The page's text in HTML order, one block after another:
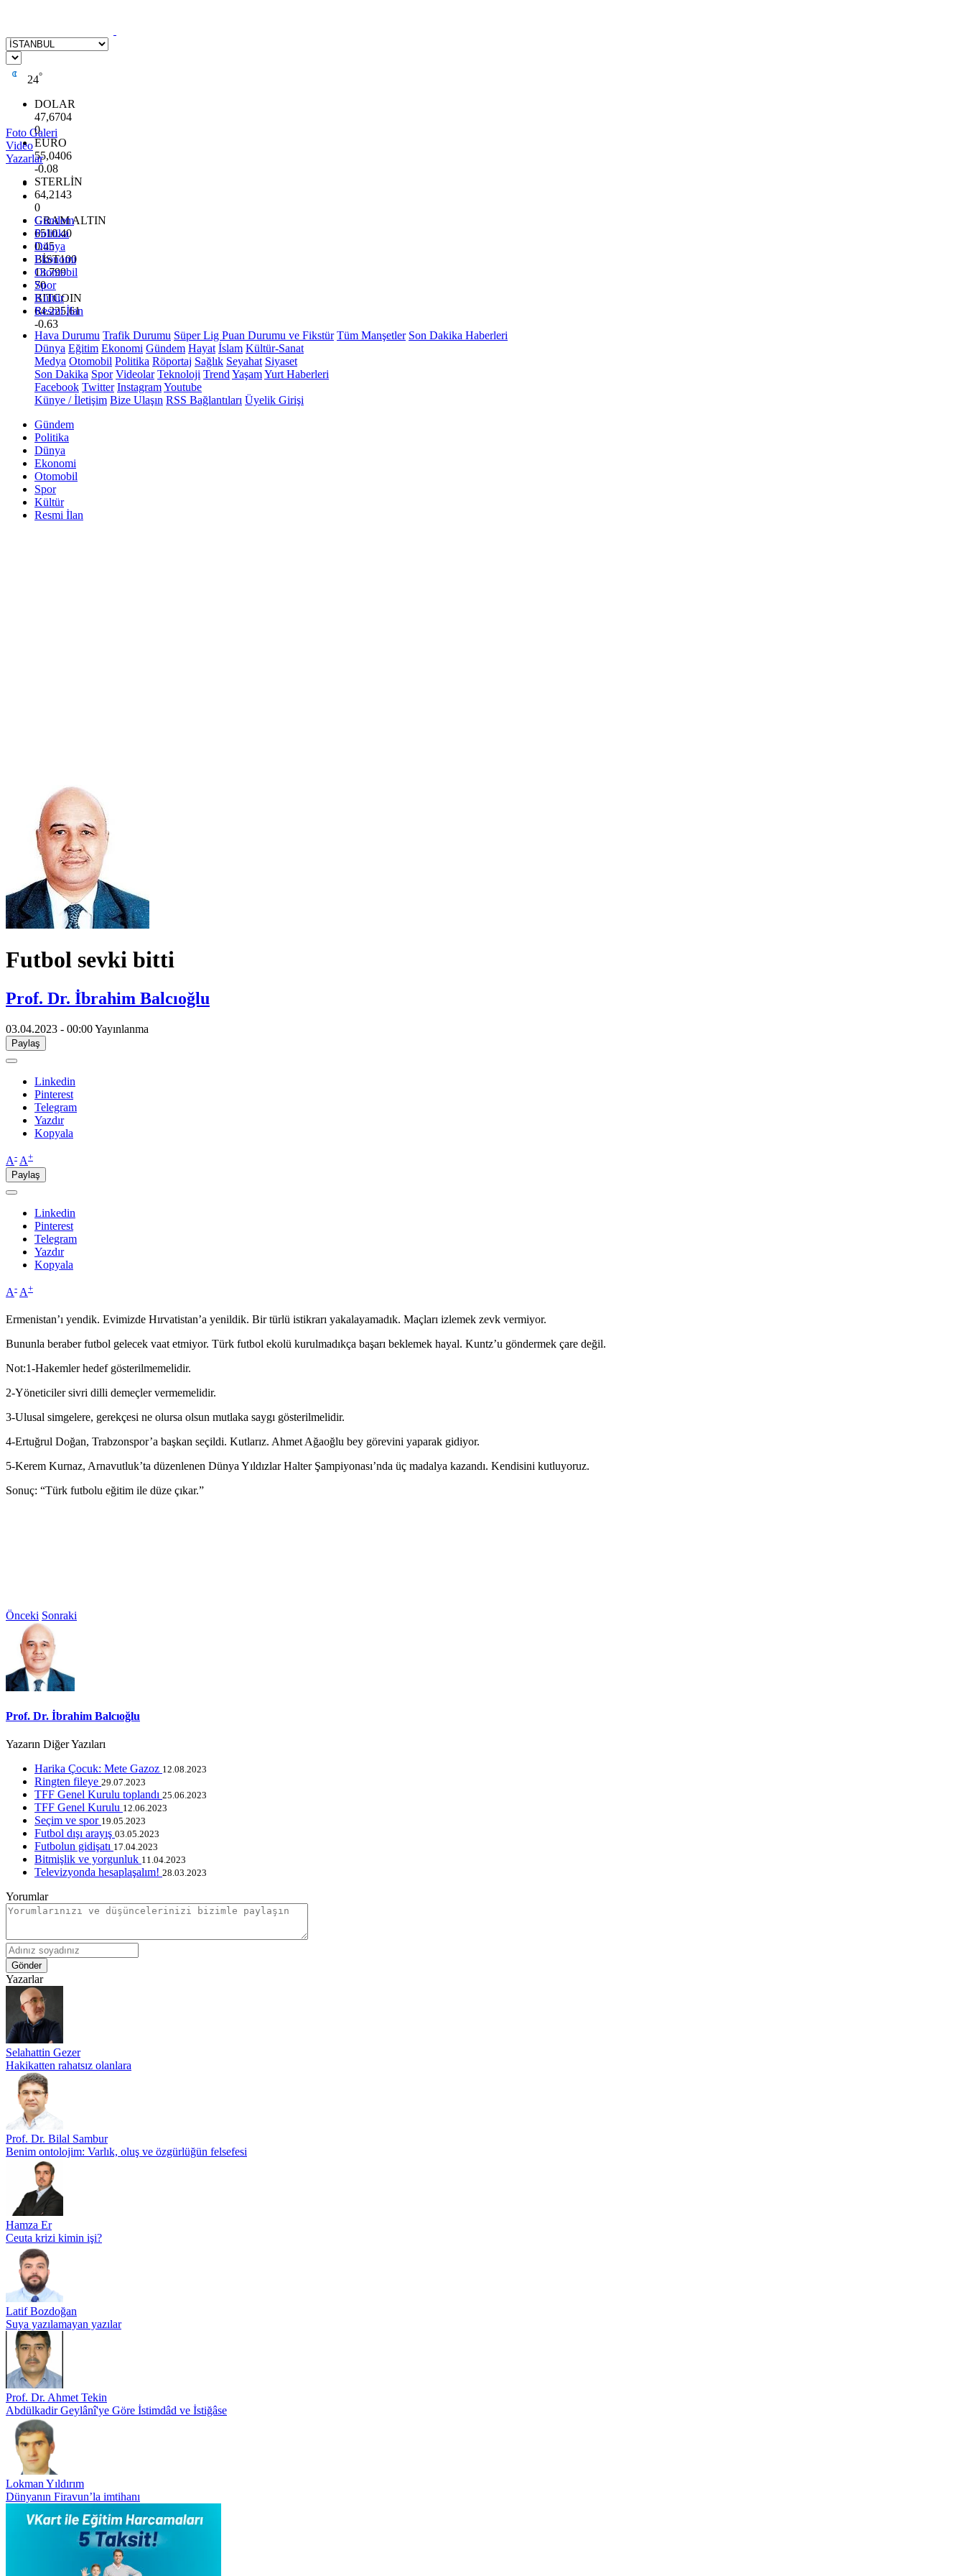
24°
DOLAR
47,6704
0
EURO
55,0406
-0.08
STERLİN
64,2143
0
GRAM ALTIN
6510.40
0.45
BİST100
13.799
70
BITCOIN
64.225,61
-0.63
Foto Galeri
Video
Yazarlar
Gündem
Politika
Dünya
Ekonomi
Otomobil
Spor
Kültür
Resmi İlan
Hava Durumu Trafik Durumu Süper Lig Puan Durumu ve Fikstür Tüm Manşetler Son Dakika Haberleri
Dünya Eğitim Ekonomi Gündem Hayat İslam Kültür-Sanat
Medya Otomobil Politika Röportaj Sağlık Seyahat Siyaset
Son Dakika Spor Videolar Teknoloji Trend YaşamYurt Haberleri
Facebook Twitter InstagramYoutube
Künye / İletişim Bize Ulaşın RSS Bağlantıları Üyelik Girişi
Gündem
Politika
Dünya
Ekonomi
Otomobil
Spor
Kültür
Resmi İlan
Futbol sevki bitti
Prof. Dr. İbrahim Balcıoğlu
03.04.2023 - 00:00Yayınlanma
Paylaş
Linkedin
Pinterest
Telegram
Yazdır
Kopyala
A- A+
Paylaş
Linkedin
Pinterest
Telegram
Yazdır
Kopyala
A- A+
Ermenistan’ı yendik. Evimizde Hırvatistan’a yenildik. Bir türlü istikrarı yakalayamadık. Maçları izlemek zevk vermiyor.
Bununla beraber futbol gelecek vaat etmiyor. Türk futbol ekolü kurulmadıkça başarı beklemek hayal. Kuntz’u göndermek çare değil.
Not:1-Hakemler hedef gösterilmemelidir.
2-Yöneticiler sivri dilli demeçler vermemelidir.
3-Ulusal simgelere, gerekçesi ne olursa olsun mutlaka saygı gösterilmelidir.
4-Ertuğrul Doğan, Trabzonspor’a başkan seçildi. Kutlarız. Ahmet Ağaoğlu bey görevini yaparak gidiyor.
5-Kerem Kurnaz, Arnavutluk’ta düzenlenen Dünya Yıldızlar Halter Şampiyonası’nda üç madalya kazandı. Kendisini kutluyoruz.
Sonuç: “Türk futbolu eğitim ile düze çıkar.”
Önceki Sonraki
Prof. Dr. İbrahim Balcıoğlu
Yazarın Diğer Yazıları
Harika Çocuk: Mete Gazoz 12.08.2023
Ringten fileye 29.07.2023
TFF Genel Kurulu toplandı 25.06.2023
TFF Genel Kurulu 12.06.2023
Seçim ve spor 19.05.2023
Futbol dışı arayış 03.05.2023
​Futbolun gidişatı 17.04.2023
​Bitmişlik ve yorgunluk 11.04.2023
Televizyonda hesaplaşalım! 28.03.2023
Yorumlar
Gönder
Yazarlar
Selahattin Gezer
Hakikatten rahatsız olanlara
Prof. Dr. Bilal Sambur
Benim ontolojim: Varlık, oluş ve özgürlüğün felsefesi
Hamza Er
Ceuta krizi kimin işi?
Latif Bozdoğan
Suya yazılamayan yazılar
Prof. Dr. Ahmet Tekin
Abdülkadir Geylânî'ye Göre İstimdâd ve İstiğâse
Lokman Yıldırım
Dünyanın Firavun’la imtihanı